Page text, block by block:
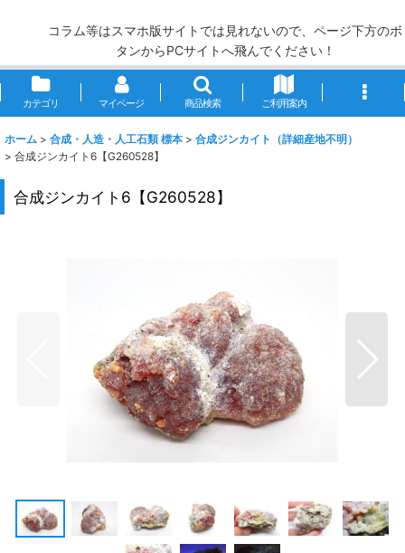
コラム等はスマホ版サイトでは見れないので、ページ下方のボ
タンからPCサイトへ飛んでください！
カテゴリ マイページ 商品検索 ご利用案内
ホーム > 合成・人造・人工石類 標本 > 合成ジンカイト（詳細産地不明）
> 合成ジンカイト6【G260528】
合成ジンカイト6【G260528】